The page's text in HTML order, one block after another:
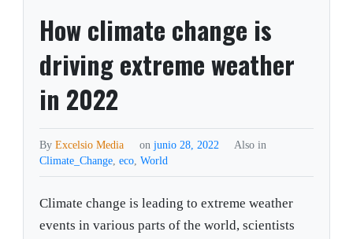
How climate change is
driving extreme weather
in 2022
ByExcelsio Media on junio 28, 2022
Also in
Climate_Change,eco,World
Climate change is leading to extreme weather
events in various parts of the world, scientists